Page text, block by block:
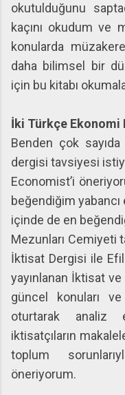
okutulduğunu
kaçını okudum ve
konularda
daha bilimsel bir
için bu kitabı
İki Türkçe Ekonomi
Benden çok
dergisi tavsiyesi
Economist’i
beğendiğim
içinde de en
Mezunları Cemiyeti
İktisat Dergisi ile Efil
yayınlanan İktisat
güncel konuları
oturtarak analiz
iktisatçıların
toplum
öneriyorum.